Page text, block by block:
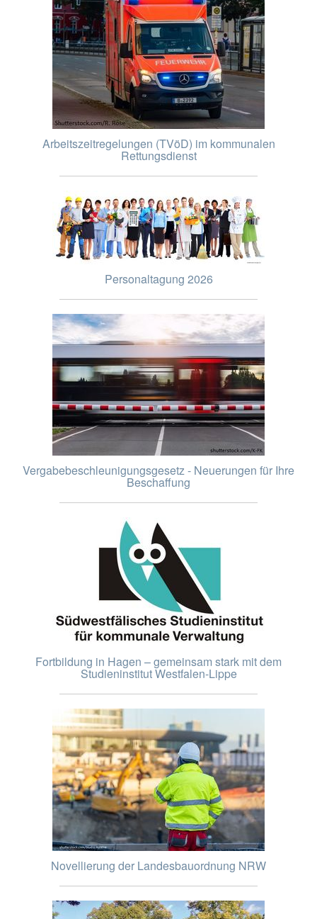
Arbeitszeitregelungen (TVöD) im kommunalen
Rettungsdienst
Personaltagung 2026
Vergabebeschleunigungsgesetz - Neuerungen für Ihre
Beschaffung
Fortbildung in Hagen – gemeinsam stark mit dem
Studieninstitut Westfalen-Lippe
Novellierung der Landesbauordnung NRW